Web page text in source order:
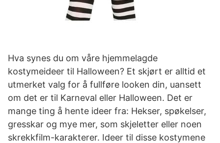
Hva synes du om våre hjemmelagde
kostymeideer til Halloween? Et skjørt er alltid et
utmerket valg for å fullføre looken din, uansett
om det er til Karneval eller Halloween. Det er
mange ting å hente ideer fra: Hekser, spøkelser,
gresskar og mye mer, som skjeletter eller noen
skrekkfilm-karakterer. Ideer til disse kostymene